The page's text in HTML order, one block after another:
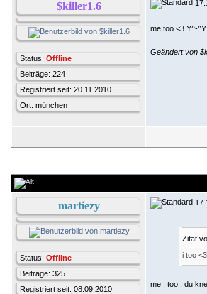
$killer1.6
Status: Offline
Beiträge: 224
Registriert seit: 20.11.2010
Ort: münchen
me too <3 Y^-^Y
Geändert von
martiezy
Status: Offline
Beiträge: 325
Registriert seit: 08.09.2010
Zitat
i too
me , too ; du